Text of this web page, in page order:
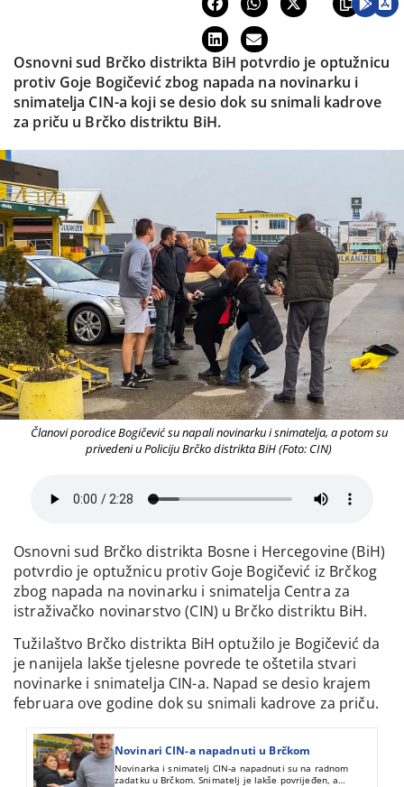
Osnovni sud Brčko distrikta BiH potvrdio je optužnicu
protiv Goje Bogičević zbog napada na novinarku i
snimatelja CIN-a koji se desio dok su snimali kadrove
za priču u Brčko distriktu BiH.
Članovi porodice Bogičević su napali novinarku i snimatelja, a potom su
privedeni u Policiju Brčko distrikta BiH (Foto: CIN)
Osnovni sud Brčko distrikta Bosne i Hercegovine (BiH)
potvrdio je optužnicu protiv Goje Bogičević iz Brčkog
zbog napada na novinarku i snimatelja Centra za
istraživačko novinarstvo (CIN) u Brčko distriktu BiH.
Tužilaštvo Brčko distrikta BiH optužilo je Bogičević da
je nanijela lakše tjelesne povrede te oštetila stvari
novinarke i snimatelja CIN-a. Napad se desio krajem
februara ove godine dok su snimali kadrove za priču.
Novinari CIN-a napadnuti u Brčkom
Novinarka i snimatelj CIN-a napadnuti su na radnom
zadatku u Brčkom. Snimatelj je lakše povrijeđen, a